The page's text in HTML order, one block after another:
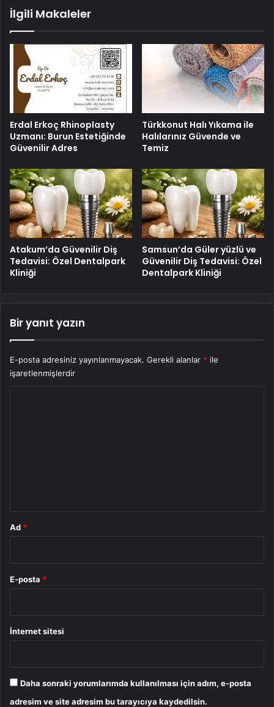
İlgili Makaleler
Erdal Erkoç Rhinoplasty
Uzmanı: Burun Estetiğinde
Güvenilir Adres
Türkkonut Halı Yıkama ile
Halılarınız Güvende ve
Temiz
Atakum’da Güvenilir Diş
Tedavisi: Özel Dentalpark
Kliniği
Samsun’da Güler yüzlü ve
Güvenilir Diş Tedavisi: Özel
Dentalpark Kliniği
Bir yanıt yazın
E-posta adresiniz yayınlanmayacak. Gerekli alanlar * ile
işaretlenmişlerdir
Ad *
E-posta *
İnternet sitesi
Daha sonraki yorumlarımda kullanılması için adım, e-posta
adresim ve site adresim bu tarayıcıya kaydedilsin.